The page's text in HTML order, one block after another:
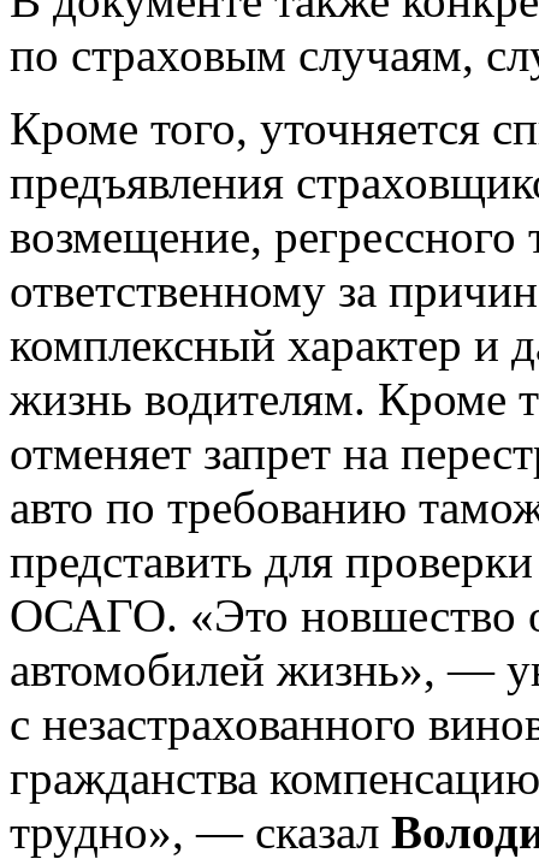
по страховым случаям,
Кроме того, уточняется
предъявления
возмещение, регрессного
ответственному за
комплексный характер и
жизнь водителям. Кроме
отменяет запрет на
авто по требованию
представить для
ОСАГО. «Это новшество
автомобилей жизнь», —
с незастрахованного
гражданства
трудно», — сказал